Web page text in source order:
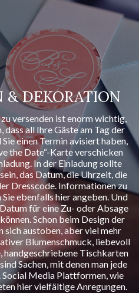
& DEKORATION
versenden ist enorm wichtig,
dass all Ihre Gäste am Tag der
einen Termin avisiert haben,
the Date“-Karte verschicken
In der Einladung sollte
das Datum, die Uhrzeit, die
Dresscode. Informationen zu
ebenfalls hier angeben. Und
für eine Zu- oder Absage
Schon beim Design der
sich austoben, aber viel mehr
Blumenschmuck, liebevoll
handgeschriebene Tischkarten
Sachen, mit denen man jede
Social Media Plattformen, wie
hier vielfältige Anregungen.